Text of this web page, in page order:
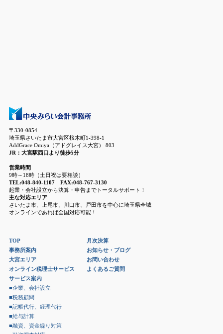
〒330-0854
埼玉県さいたま市大宮区桜木町1-398-1
AddGrace Omiya（アドグレイス大宮） 803
JR：大宮駅西口より徒歩5分
営業時間
9時～18時（土日祝は要相談）
TEL:048-840-1107 FAX:048-767-3130
起業・会社設立から決算・申告までトータルサポート！
主な対応エリア
さいたま市、上尾市、川口市、戸田市を中心に埼玉県全域
オンラインであれば全国対応可能！
TOP
事務所案内
大宮エリア
オンライン税理士サービス
サービス案内
■企業、会社設立
■税務顧問
■記帳代行、経理代行
■給与計算
■融資、資金繰り対策
月次決算
お知らせ・ブログ
お問い合わせ
よくあるご質問